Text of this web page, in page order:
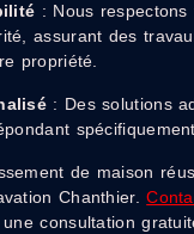
: Nous respectons
assurant des
propriété.
: Des solutions
de maison
Chanthier.
une consultation